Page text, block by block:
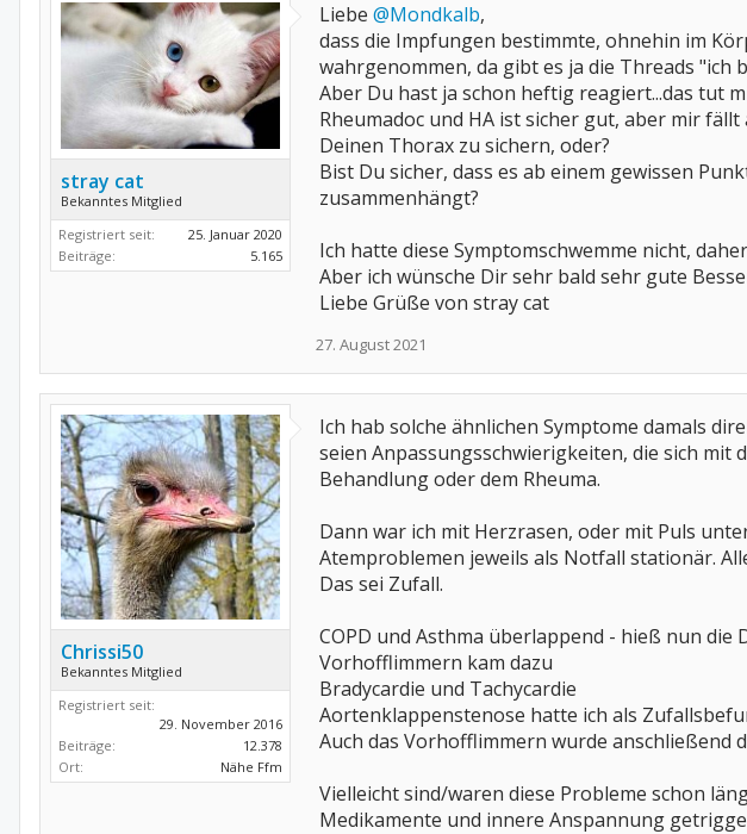
stray cat
Bekanntes Mitglied
Registriert seit:
25. Januar 2020
Beiträge:
5.165
Liebe @Mondkalb,
dass die Impfungen bestimmte, ohnehin im
wahrgenommen, da gibt es ja die Threads
Aber Du hast ja schon heftig reagiert...das tut
Rheumadoc und HA ist sicher gut, aber mir
Deinen Thorax zu sichern, oder?
Bist Du sicher, dass es ab einem gewissen
zusammenhängt?
Ich hatte diese Symptomschwemme nicht,
Aber ich wünsche Dir sehr bald sehr gute
Liebe Grüße von stray cat
27. August 2021
Chrissi50
Bekanntes Mitglied
Registriert seit:
29. November 2016
Beiträge:
12.378
Ort:
Nähe Ffm
Ich hab solche ähnlichen Symptome damals
seien Anpassungsschwierigkeiten, die sich mit
Behandlung oder dem Rheuma.
Dann war ich mit Herzrasen, oder mit Puls
Atemproblemen jeweils als Notfall stationär.
Das sei Zufall.
COPD und Asthma überlappend - hieß nun die
Vorhofflimmern kam dazu
Bradycardie und Tachycardie
Aortenklappenstenose hatte ich als
Auch das Vorhofflimmern wurde anschließend
Vielleicht sind/waren diese Probleme schon
Medikamente und innere Anspannung